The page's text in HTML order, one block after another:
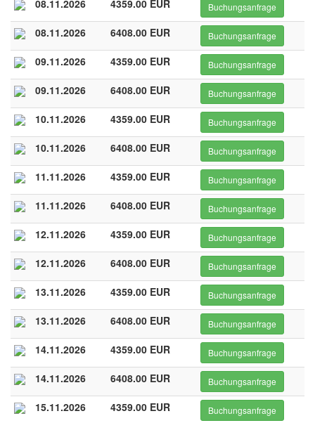
08.11.2026 4359.00 EUR Buchungsanfrage
08.11.2026 6408.00 EUR Buchungsanfrage
09.11.2026 4359.00 EUR Buchungsanfrage
09.11.2026 6408.00 EUR Buchungsanfrage
10.11.2026 4359.00 EUR Buchungsanfrage
10.11.2026 6408.00 EUR Buchungsanfrage
11.11.2026 4359.00 EUR Buchungsanfrage
11.11.2026 6408.00 EUR Buchungsanfrage
12.11.2026 4359.00 EUR Buchungsanfrage
12.11.2026 6408.00 EUR Buchungsanfrage
13.11.2026 4359.00 EUR Buchungsanfrage
13.11.2026 6408.00 EUR Buchungsanfrage
14.11.2026 4359.00 EUR Buchungsanfrage
14.11.2026 6408.00 EUR Buchungsanfrage
15.11.2026 4359.00 EUR Buchungsanfrage